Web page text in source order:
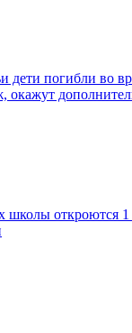
дети погибли во
окажут
школы откроются 1